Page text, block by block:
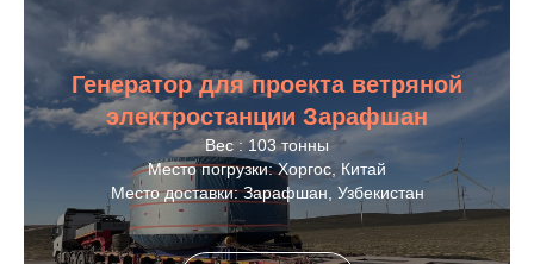
Генератор для проекта ветряной
электростанции Зарафшан
Вес : 103 тонны
Место погрузки: Хоргос, Китай
Место доставки: Зарафшан, Узбекистан